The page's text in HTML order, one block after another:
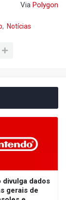
Via Polygon
Notícias
divulga dados
gerais de